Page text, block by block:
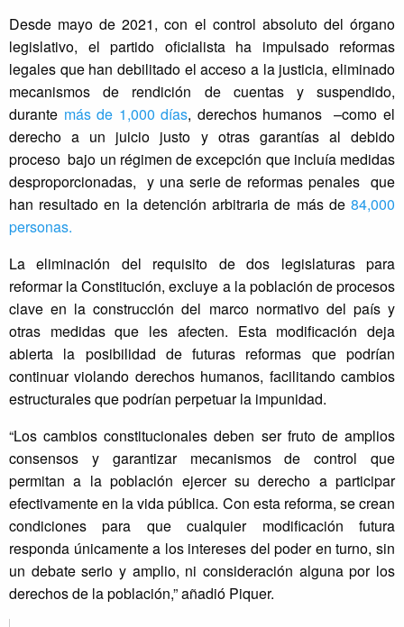
Desde mayo de 2021, con el control absoluto del órgano
legislativo, el partido oficialista ha impulsado reformas
legales que han debilitado el acceso a la justicia, eliminado
mecanismos de rendición de cuentas y suspendido,
durante más de 1,000 días, derechos humanos –como el
derecho a un juicio justo y otras garantías al debido
proceso bajo un régimen de excepción que incluía medidas
desproporcionadas, y una serie de reformas penales que
han resultado en la detención arbitraria de más de 84,000
personas.
La eliminación del requisito de dos legislaturas para
reformar la Constitución, excluye a la población de procesos
clave en la construcción del marco normativo del país y
otras medidas que les afecten. Esta modificación deja
abierta la posibilidad de futuras reformas que podrían
continuar violando derechos humanos, facilitando cambios
estructurales que podrían perpetuar la impunidad.
“Los cambios constitucionales deben ser fruto de amplios
consensos y garantizar mecanismos de control que
permitan a la población ejercer su derecho a participar
efectivamente en la vida pública. Con esta reforma, se crean
condiciones para que cualquier modificación futura
responda únicamente a los intereses del poder en turno, sin
un debate serio y amplio, ni consideración alguna por los
derechos de la población,” añadió Piquer.